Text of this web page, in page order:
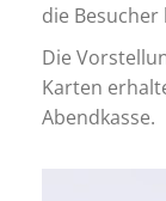
die
Die
Karten
Abendkasse.